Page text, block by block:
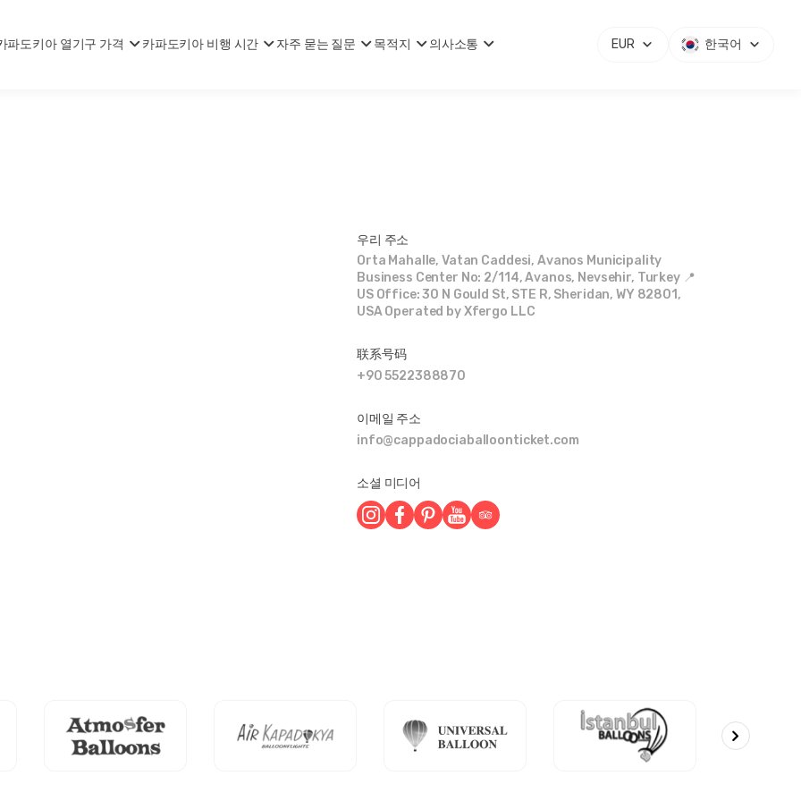
파도키아 열기구 가격 카파도키아 비행 시간 자주 묻는 질문 목적지 의사소통 EUR 한국어
우리 주소
Orta Mahalle, Vatan Caddesi, Avanos Municipality
Business Center No: 2/114, Avanos, Nevsehir, Turkey 📍
US Office: 30 N Gould St, STE R, Sheridan, WY 82801,
USA Operated by Xfergo LLC
联系号码
+90 5522388870
이메일 주소
info@cappadociaballoonticket.com
소셜 미디어